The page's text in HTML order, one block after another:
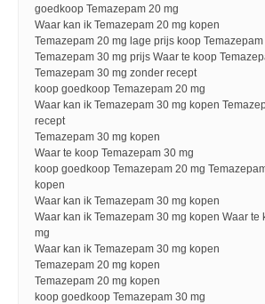
goedkoop Temazepam 20 mg
Waar kan ik Temazepam 20 mg kopen
Temazepam 20 mg lage prijs koop Temazepam
Temazepam 30 mg prijs Waar te koop
Temazepam 30 mg zonder recept
koop goedkoop Temazepam 20 mg
Waar kan ik Temazepam 30 mg kopen
recept
Temazepam 30 mg kopen
Waar te koop Temazepam 30 mg
koop goedkoop Temazepam 20 mg
kopen
Waar kan ik Temazepam 30 mg kopen
Waar kan ik Temazepam 30 mg kopen Waar te
mg
Waar kan ik Temazepam 30 mg kopen
Temazepam 20 mg kopen
Temazepam 20 mg kopen
koop goedkoop Temazepam 30 mg